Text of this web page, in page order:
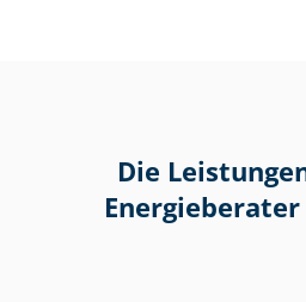
Die